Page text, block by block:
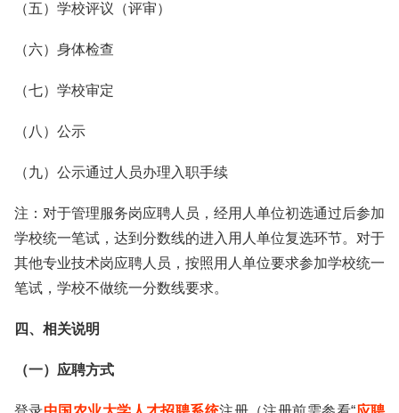
（五）学校评议（评审）
（六）身体检查
（七）学校审定
（八）公示
（九）公示通过人员办理入职手续
注：对于管理服务岗应聘人员，经用人单位初选通过后参加
学校统一笔试，达到分数线的进入用人单位复选环节。对于
其他专业技术岗应聘人员，按照用人单位要求参加学校统一
笔试，学校不做统一分数线要求。
四、相关说明
（一）应聘方式